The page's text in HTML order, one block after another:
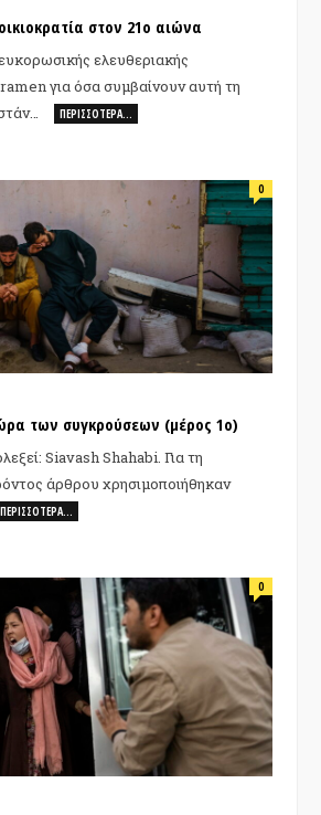
στον 21ο αιώνα
ελευθεριακής
για όσα συμβαίνουν αυτή τη
ΠΕΡΙΣΣΌΤΕΡΑ…
0
των συγκρούσεων (μέρος 1ο)
Siavash Shahabi. Για τη
άρθρου χρησιμοποιήθηκαν
ΠΕΡΙΣΣΌΤΕΡΑ…
0